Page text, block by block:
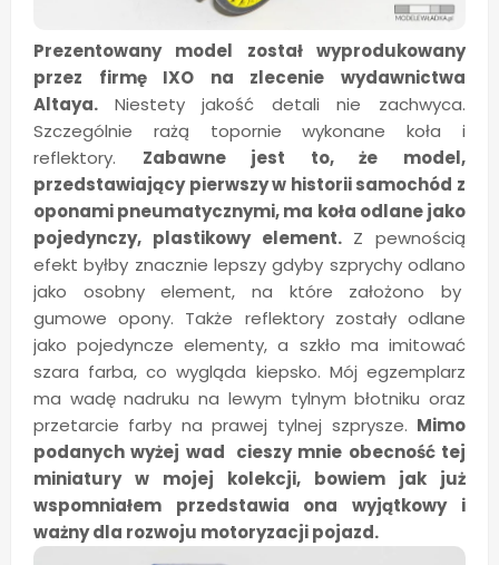
Prezentowany model został wyprodukowany
przez firmę IXO na zlecenie wydawnictwa
Altaya. Niestety jakość detali nie zachwyca.
Szczególnie rażą topornie wykonane koła i
reflektory. Zabawne jest to, że model,
przedstawiający pierwszy w historii samochód z
oponami pneumatycznymi, ma koła odlane jako
pojedynczy, plastikowy element. Z pewnością
efekt byłby znacznie lepszy gdyby szprychy odlano
jako osobny element, na które założono by
gumowe opony. Także reflektory zostały odlane
jako pojedyncze elementy, a szkło ma imitować
szara farba, co wygląda kiepsko. Mój egzemplarz
ma wadę nadruku na lewym tylnym błotniku oraz
przetarcie farby na prawej tylnej szprysze. Mimo
podanych wyżej wad cieszy mnie obecność tej
miniatury w mojej kolekcji, bowiem jak już
wspomniałem przedstawia ona wyjątkowy i
ważny dla rozwoju motoryzacji pojazd.